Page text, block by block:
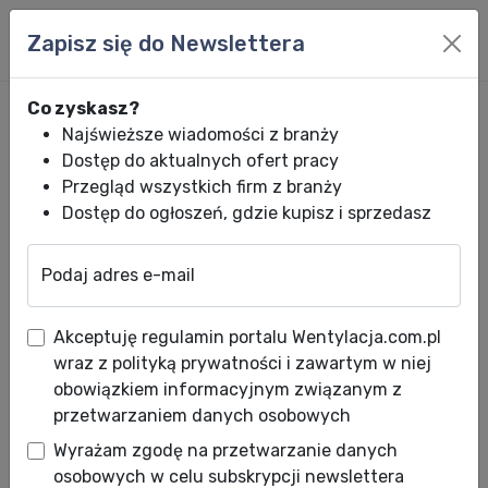
Nagroda MITSUBISHI
ELECTRIC dla ZYMETRIC
Data publikacji: 17.02.2011
Jak co roku koncern MITSUBISHI ELECTRIC
Zapisz się do Newslettera
Co zyskasz?
Najświeższe wiadomości z branży
Dostęp do aktualnych ofert pracy
Przegląd wszystkich firm z branży
Dostęp do ogłoszeń, gdzie kupisz i sprzedasz
Podaj adres e-mail
Akceptuję regulamin portalu Wentylacja.com.pl
wraz z polityką prywatności i zawartym w niej
obowiązkiem informacyjnym związanym z
przetwarzaniem danych osobowych
Wyrażam zgodę na przetwarzanie danych
osobowych w celu subskrypcji newslettera